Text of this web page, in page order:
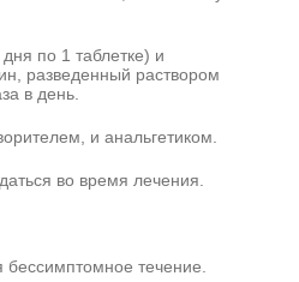
по 1 таблетке) и
разведенный раствором
в день.
и анальгетиком.
во время лечения.
течение.